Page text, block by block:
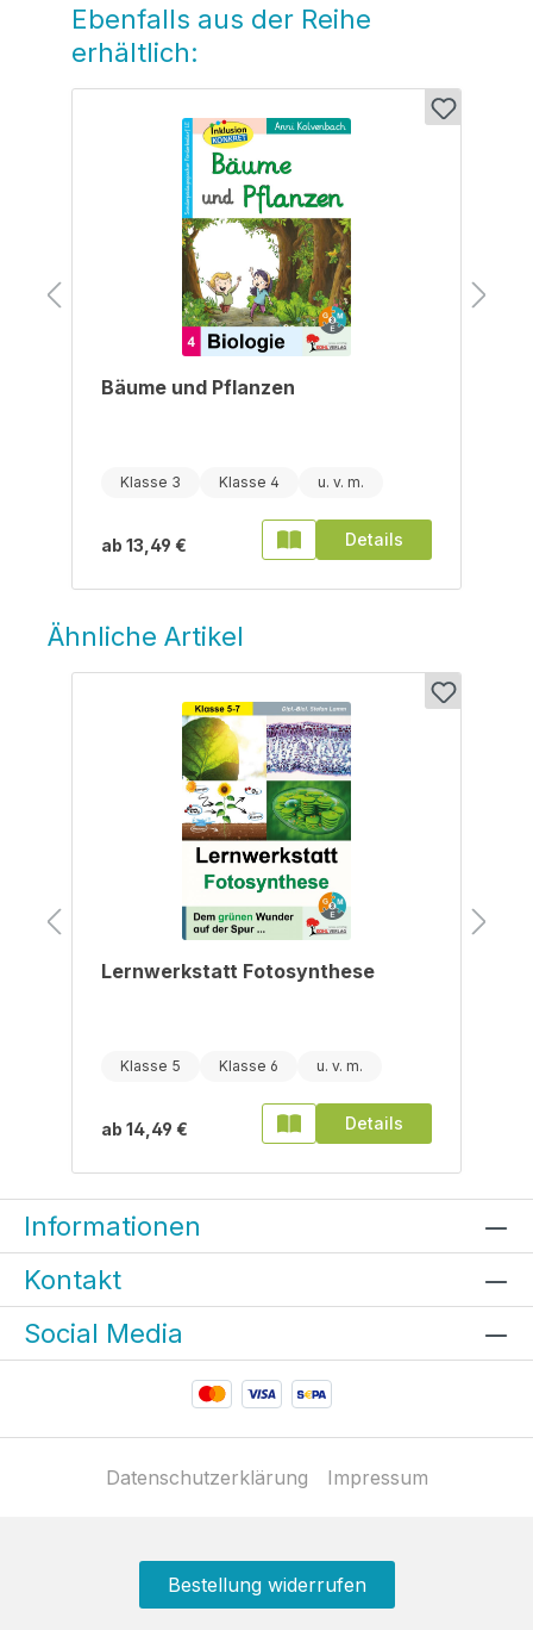
Produktgalerie überspringen
Ebenfalls aus der Reihe
erhältlich:
Bäume und Pflanzen
Klasse 3 Klasse 4
ab 13,49 € Details
Ähnliche Artikel
Lernwerkstatt Fotosynthese
Klasse 5 Klasse 6
ab 14,49 € Details
Informationen
Kontakt
Social Media
Datenschutzerklärung Impressum
Bestellung widerrufen